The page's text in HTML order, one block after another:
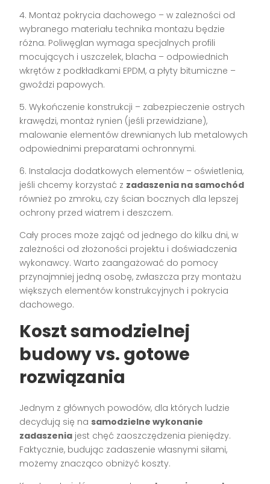
4. Montaż pokrycia dachowego – w zależności od
wybranego materiału technika montażu będzie
różna. Poliwęglan wymaga specjalnych profili
mocujących i uszczelek, blacha – odpowiednich
wkrętów z podkładkami EPDM, a płyty bitumiczne –
gwoździ papowych.
5. Wykończenie konstrukcji – zabezpieczenie ostrych
krawędzi, montaż rynien (jeśli przewidziane),
malowanie elementów drewnianych lub metalowych
odpowiednimi preparatami ochronnymi.
6. Instalacja dodatkowych elementów – oświetlenia,
jeśli chcemy korzystać z zadaszenia na samochód
również po zmroku, czy ścian bocznych dla lepszej
ochrony przed wiatrem i deszczem.
Cały proces może zająć od jednego do kilku dni, w
zależności od złożoności projektu i doświadczenia
wykonawcy. Warto zaangażować do pomocy
przynajmniej jedną osobę, zwłaszcza przy montażu
większych elementów konstrukcyjnych i pokrycia
dachowego.
Koszt samodzielnej
budowy vs. gotowe
rozwiązania
Jednym z głównych powodów, dla których ludzie
decydują się na samodzielne wykonanie
zadaszenia jest chęć zaoszczędzenia pieniędzy.
Faktycznie, budując zadaszenie własnymi siłami,
możemy znacząco obniżyć koszty.